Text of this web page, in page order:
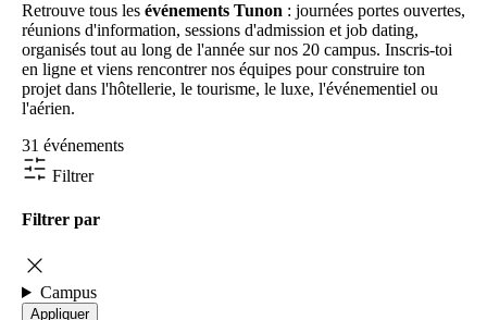
Retrouve tous les événements Tunon : journées portes ouvertes,
réunions d'information, sessions d'admission et job dating,
organisés tout au long de l'année sur nos 20 campus. Inscris-toi
en ligne et viens rencontrer nos équipes pour construire ton
projet dans l'hôtellerie, le tourisme, le luxe, l'événementiel ou
l'aérien.
31 événements
Filtrer
Filtrer par
Campus